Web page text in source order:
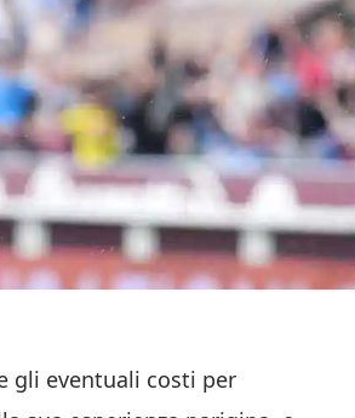
gli eventuali costi per